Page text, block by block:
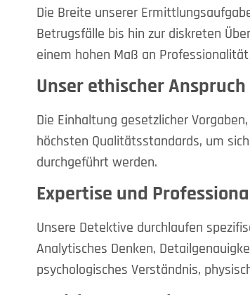
Die Breite unserer
Betrugsfälle bis hin zur diskreten
einem hohen Maß an
Unser ethischer Anspruch
Die Einhaltung gesetzlicher
höchsten Qualitätsstandards, um
durchgeführt werden.
Expertise und
Unsere Detektive durchlaufen
Analytisches Denken,
psychologisches Verständnis,